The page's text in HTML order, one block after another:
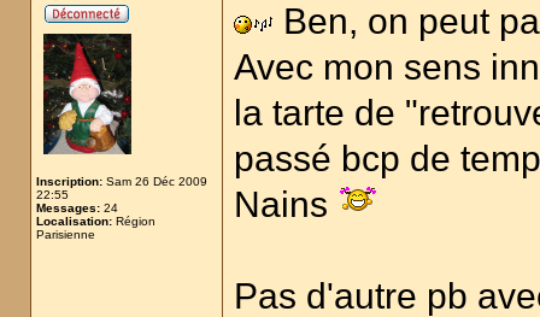
Inscription: Sam 26 Déc 2009
22:55
Messages: 24
Localisation: Région
Parisienne
Ben, on peut
Avec mon sens
la tarte de
passé bcp de
Nains
Pas d'autre pb